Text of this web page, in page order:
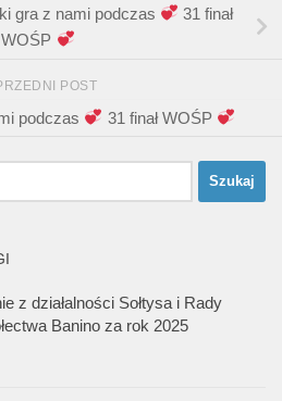
gra z nami podczas
31 finał
WOŚP
POST
podczas 31 finał WOŚP
z działalności Sołtysa i Rady
Banino za rok 2025